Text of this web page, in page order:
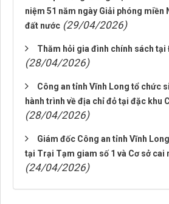
niệm 51 năm ngày Giải phóng miền
đất nước (29/04/2026)
Thăm hỏi gia đình chính sách tại
(28/04/2026)
Công an tỉnh Vĩnh Long tổ chức
hành trình về địa chỉ đỏ tại đặc khu
(28/04/2026)
Giám đốc Công an tỉnh Vĩnh
tại Trại Tạm giam số 1 và Cơ sở cai
(24/04/2026)